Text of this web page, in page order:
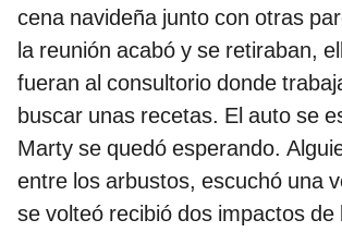
cena navideña junto con otras
la reunión acabó y se retiraban,
fueran al consultorio donde
buscar unas recetas. El auto se
Marty se quedó esperando.
entre los arbustos, escuchó una
se volteó recibió dos impactos de